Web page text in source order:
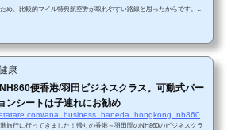
め、比較的マイル特典航空券が取れやすい路線と思ったからです。ち
ら7月調査 いわゆる近距離国際線のビジネスクラスは初めてでしたの
います。 ビジネスクラスは...
康
便香港/羽田ビジネスクラス。可動式パー
ンシートは子連れにお勧め
ana_business_haneda_hongkong_nh860
旅行に行ってきました！帰りの香港～羽田間のNH860のビジネスクラ